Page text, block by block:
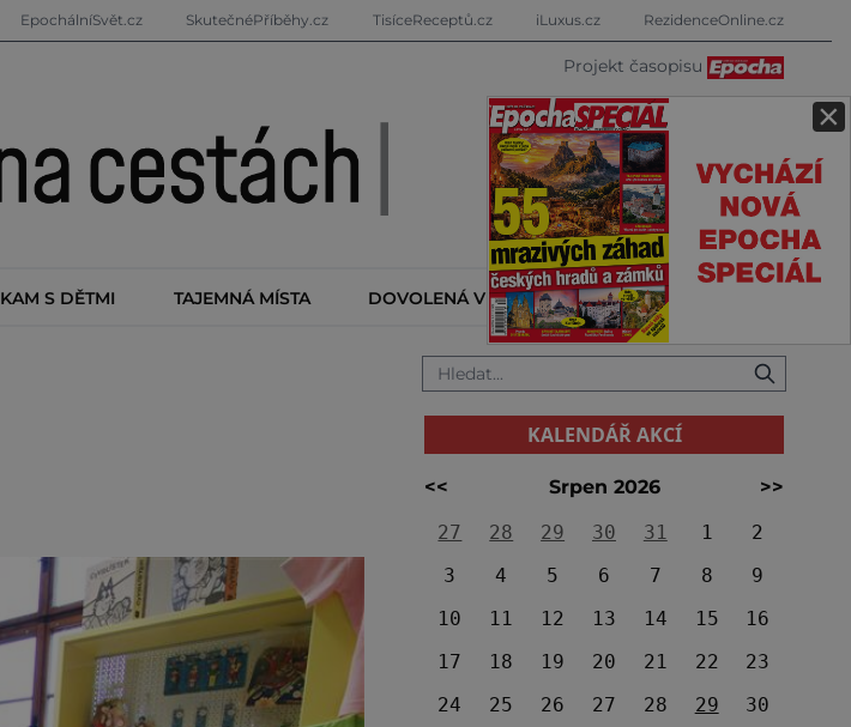
×
EpochálníSvět.cz SkutečnéPříběhy.cz TisíceReceptů.cz iLuxus.cz RezidenceOnline.cz
Projekt časopisu
KAM S DĚTMI TAJEMNÁ MÍSTA DOVOLENÁ V ZAHRANIČÍ KALENDÁŘ AKCÍ
KALENDÁŘ AKCÍ
<< Srpen 2026
>>
27
28 29 30 31 1
2
3
4 5 6 7 8
9
10
11 12 13 14 15
16
17
18 19 20 21 22
23
24
25 26 27 28 29
30